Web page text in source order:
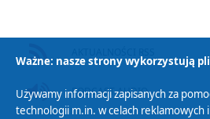
PODCAST AUDIO
Ważne: nasze strony wykorzystują
Używamy informacji zapisanych za
technologii m.in. w celach reklamowych